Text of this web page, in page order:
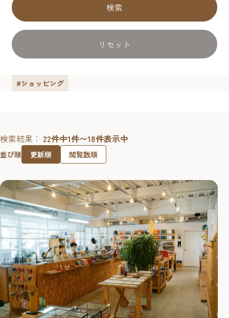
検索
リセット
#ショッピング
検索結果： 22件中1件〜18件表示中
並び順 更新順 閲覧数順